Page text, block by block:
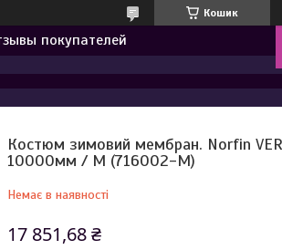
Кошик
покупателей
Костюм зимовий мембран. Norfin
10000мм / M (716002-M)
Немає в наявності
17 851,68 ₴